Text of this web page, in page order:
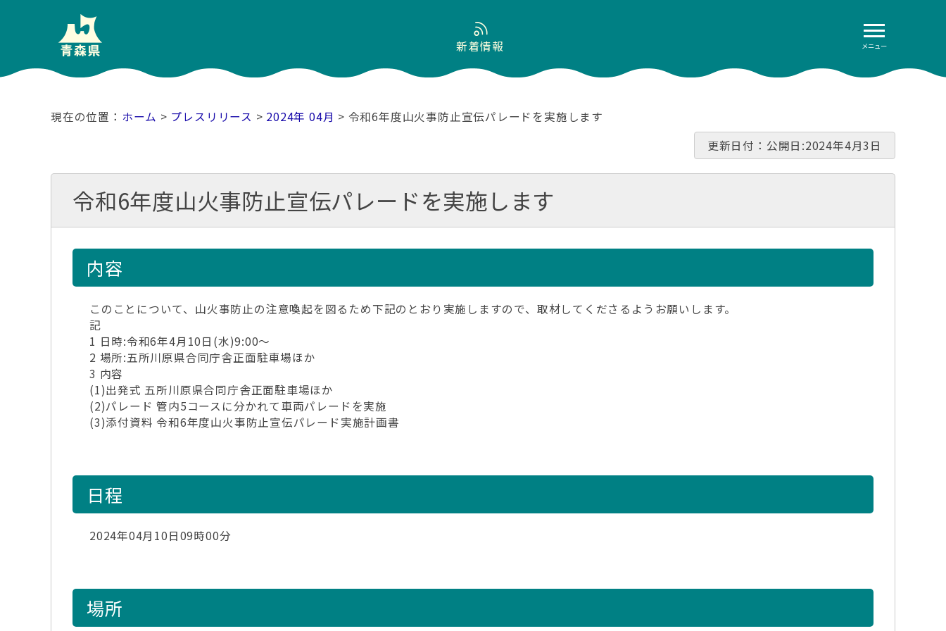
メニュー
新着情報
ホーム > プレスリリース > 2024年 04月 > 令和6年度山火事防止宣伝パレードを実施します
更新日付：公開日:2024年4月3日
令和6年度山火事防止宣伝パレードを実施します
内容
このことについて、山火事防止の注意喚起を図るため下記のとおり実施しますので、取材してくださるようお願いします。
記
1 日時:令和6年4月10日(水)9:00～
2 場所:五所川原県合同庁舎正面駐車場ほか
3 内容
(1)出発式 五所川原県合同庁舎正面駐車場ほか
(2)パレード 管内5コースに分かれて車両パレードを実施
(3)添付資料 令和6年度山火事防止宣伝パレード実施計画書
日程
2024年04月10日09時00分
場所